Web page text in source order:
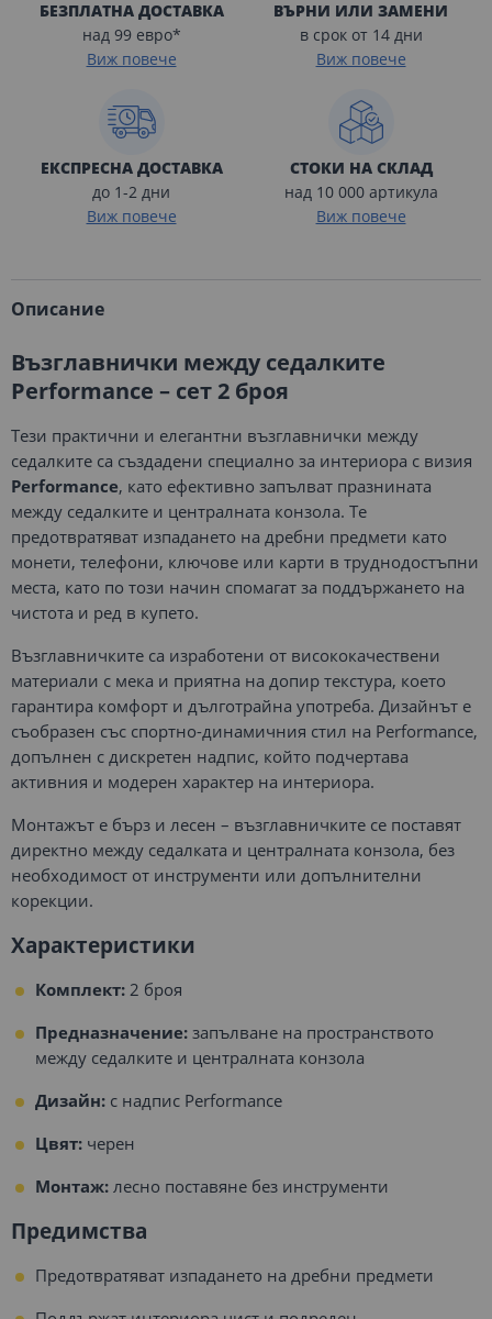
БЕЗПЛАТНА ДОСТАВКА
над 99 евро*
Виж повече
ВЪРНИ ИЛИ ЗАМЕНИ
в срок от 14 дни
Виж повече
ЕКСПРЕСНА ДОСТАВКА
до 1-2 дни
Виж повече
СТОКИ НА СКЛАД
над 10 000 артикула
Виж повече
Описание
Възглавнички между седалките
Performance – сет 2 броя
Тези практични и елегантни възглавнички между
седалките са създадени специално за интериора с визия
Performance, като ефективно запълват празнината
между седалките и централната конзола. Те
предотвратяват изпадането на дребни предмети като
монети, телефони, ключове или карти в труднодостъпни
места, като по този начин спомагат за поддържането на
чистота и ред в купето.
Възглавничките са изработени от висококачествени
материали с мека и приятна на допир текстура, което
гарантира комфорт и дълготрайна употреба. Дизайнът е
съобразен със спортно-динамичния стил на Performance,
допълнен с дискретен надпис, който подчертава
активния и модерен характер на интериора.
Монтажът е бърз и лесен – възглавничките се поставят
директно между седалката и централната конзола, без
необходимост от инструменти или допълнителни
корекции.
Характеристики
Комплект: 2 броя
Предназначение: запълване на пространството
между седалките и централната конзола
Дизайн: с надпис Performance
Цвят: черен
Монтаж: лесно поставяне без инструменти
Предимства
Предотвратяват изпадането на дребни предмети